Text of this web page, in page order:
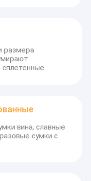
размера
вина, славные
сумки с